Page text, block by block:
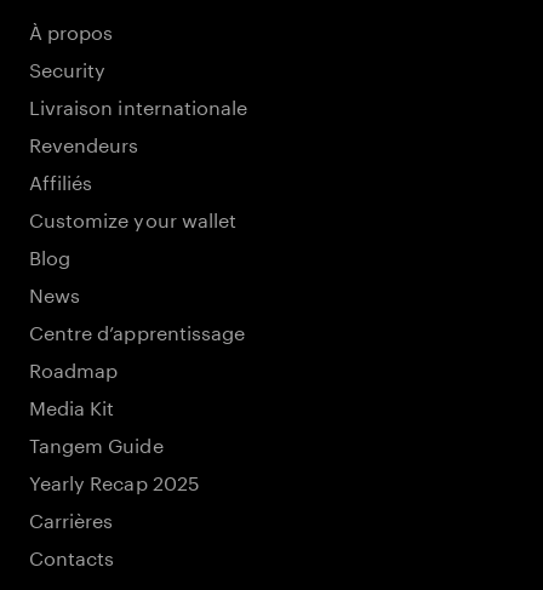
À propos
Security
Livraison internationale
Revendeurs
Affiliés
Customize your wallet
Blog
News
Centre d’apprentissage
Roadmap
Media Kit
Tangem Guide
Yearly Recap 2025
Carrières
Contacts